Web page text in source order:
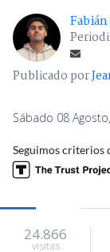
Publicado por
Sábado 08
Seguimos criterios
24.866
visitas